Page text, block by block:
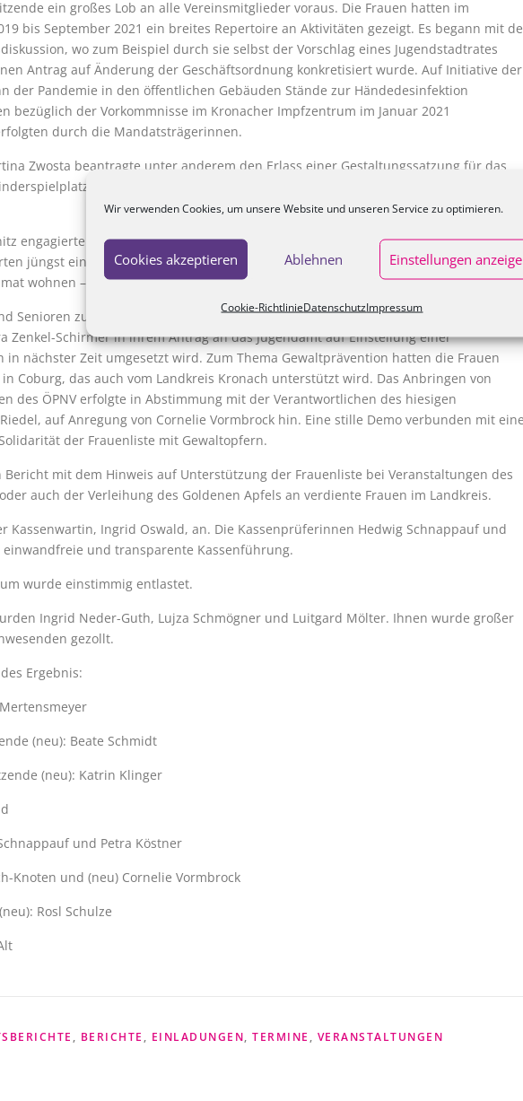
Wir verwenden Cookies, um unsere Website und unseren Service zu optimieren.
Cookies akzeptieren Ablehnen Einstellungen
Cookie-RichtlinieDatenschutzImpressum
ein großes Lob an alle Vereinsmitglieder voraus. Die Frauen hatten im
bis September 2021 ein breites Repertoire an Aktivitäten gezeigt. Es begann mit
wo zum Beispiel durch sie selbst der Vorschlag eines Jugendstadtrates
Antrag auf Änderung der Geschäftsordnung konkretisiert wurde. Auf Initiative der
der Pandemie in den öffentlichen Gebäuden Stände zur Händedesinfektion
bezüglich der Vorkommnisse im Kronacher Impfzentrum im Januar 2021
durch die Mandatsträgerinnen.
Zwosta beantragte unter anderem den Erlass einer Gestaltungssatzung für das
im Festungswald und die Überlassung der Kastanienbäume an der
engagierte sich vielfältig. Die Frauen suchten Briefkontakt zu Senior*Innen
jüngst eine Straßenmalaktion im Rahmen des Ferienprogramms und unterstützen
wohnen – ein Leben lang“.
Senioren zu machen, ist ein vorrangiges Anliegen der aktiven Frauen. Dies setzten
Zenkel-Schirmer in ihrem Antrag an das Jugendamt auf Einstellung einer
nächster Zeit umgesetzt wird. Zum Thema Gewaltprävention hatten die Frauen
Coburg, das auch vom Landkreis Kronach unterstützt wird. Das Anbringen von
des ÖPNV erfolgte in Abstimmung mit der Verantwortlichen des hiesigen
auf Anregung von Cornelie Vormbrock hin. Eine stille Demo verbunden mit
der Frauenliste mit Gewaltopfern.
Bericht mit dem Hinweis auf Unterstützung der Frauenliste bei Veranstaltungen des
auch der Verleihung des Goldenen Apfels an verdiente Frauen im Landkreis.
Kassenwartin, Ingrid Oswald, an. Die Kassenprüferinnen Hedwig Schnappauf und
und transparente Kassenführung.
wurde einstimmig entlastet.
Ingrid Neder-Guth, Lujza Schmögner und Luitgard Mölter. Ihnen wurde großer
gezollt.
Ergebnis:
(neu): Beate Schmidt
(neu): Katrin Klinger
und Petra Köstner
Knoten und (neu) Cornelie Vormbrock
Rosl Schulze
, BERICHTE , EINLADUNGEN, TERMINE , VERANSTALTUNGEN